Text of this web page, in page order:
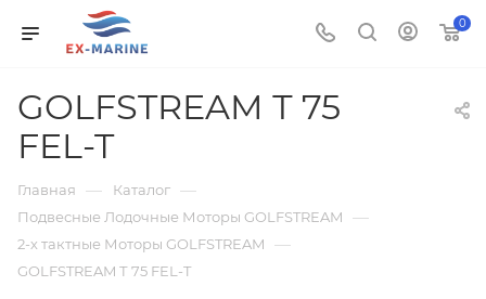
0
GOLFSTREAM Т 75
FEL-T
Главная — Каталог —
Подвесные Лодочные Моторы GOLFSTREAM —
2-х тактные Моторы GOLFSTREAM —
GOLFSTREAM Т 75 FEL-T